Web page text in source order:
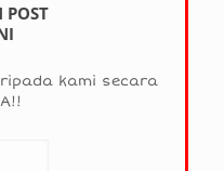
POST
kami secara